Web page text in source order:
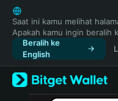
English
日本語
Tiếng Việt
Русский
Español (Latinoamérica)
Türkçe
Italiano
Saat ini kamu melihat
Apakah kamu ingin beralih
Beralih ke
English